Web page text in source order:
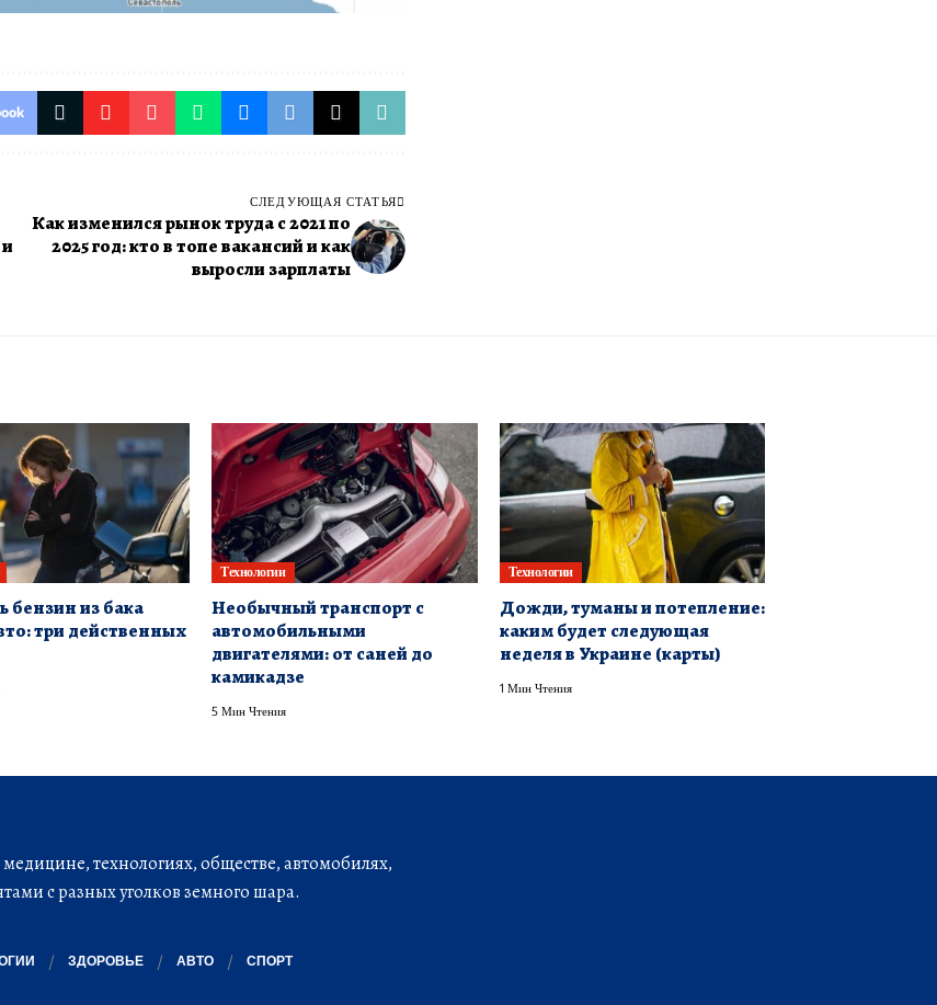
СЛЕДУЮЩАЯ СТАТЬЯ
Как изменился рынок труда с 2021 по
2025 год: кто в топе вакансий и как
выросли зарплаты
бензин из бака
три действенных
Технологии
Необычный транспорт с
автомобильными
двигателями: от саней до
камикадзе
5 Мин Чтения
Технологии
Дожди, туманы и потепление:
каким будет следующая
неделя в Украине (карты)
1 Мин Чтения
технологиях, обществе, автомобилях,
с разных уголков земного шара.
ЗДОРОВЬЕ АВТО СПОРТ